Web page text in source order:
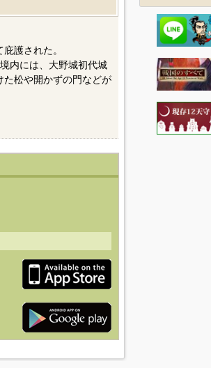
護された。
内には、大野城初代城
松や開かずの門などが